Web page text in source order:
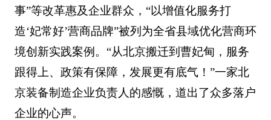
事”等改革惠及企业群众，“以增值化服务打
造‘妃常好’营商品牌”被列为全省县域优化营商环
境创新实践案例。“从北京搬迁到曹妃甸，服务
跟得上、政策有保障，发展更有底气！”一家北
京装备制造企业负责人的感慨，道出了众多落户
企业的心声。